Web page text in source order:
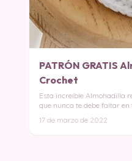
PATRÓN GRATIS
Crochet
Esta increíble Almohadilla
que nunca te debe faltar en
17 de marzo de 2022